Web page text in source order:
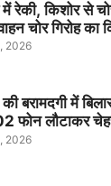
में रेकी, किशोर से
चोर गिरोह का
2026
बरामदगी में
फोन लौटाकर
2026